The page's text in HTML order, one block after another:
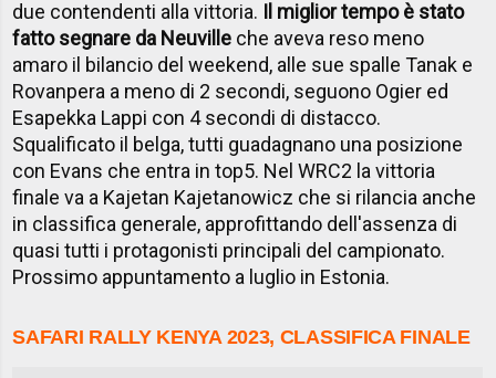
due contendenti alla vittoria. Il miglior tempo è stato
fatto segnare da Neuville che aveva reso meno
amaro il bilancio del weekend, alle sue spalle Tanak e
Rovanpera a meno di 2 secondi, seguono Ogier ed
Esapekka Lappi con 4 secondi di distacco.
Squalificato il belga, tutti guadagnano una posizione
con Evans che entra in top5. Nel WRC2 la vittoria
finale va a Kajetan Kajetanowicz che si rilancia anche
in classifica generale, approfittando dell'assenza di
quasi tutti i protagonisti principali del campionato.
Prossimo appuntamento a luglio in Estonia.
SAFARI RALLY KENYA 2023, CLASSIFICA FINALE